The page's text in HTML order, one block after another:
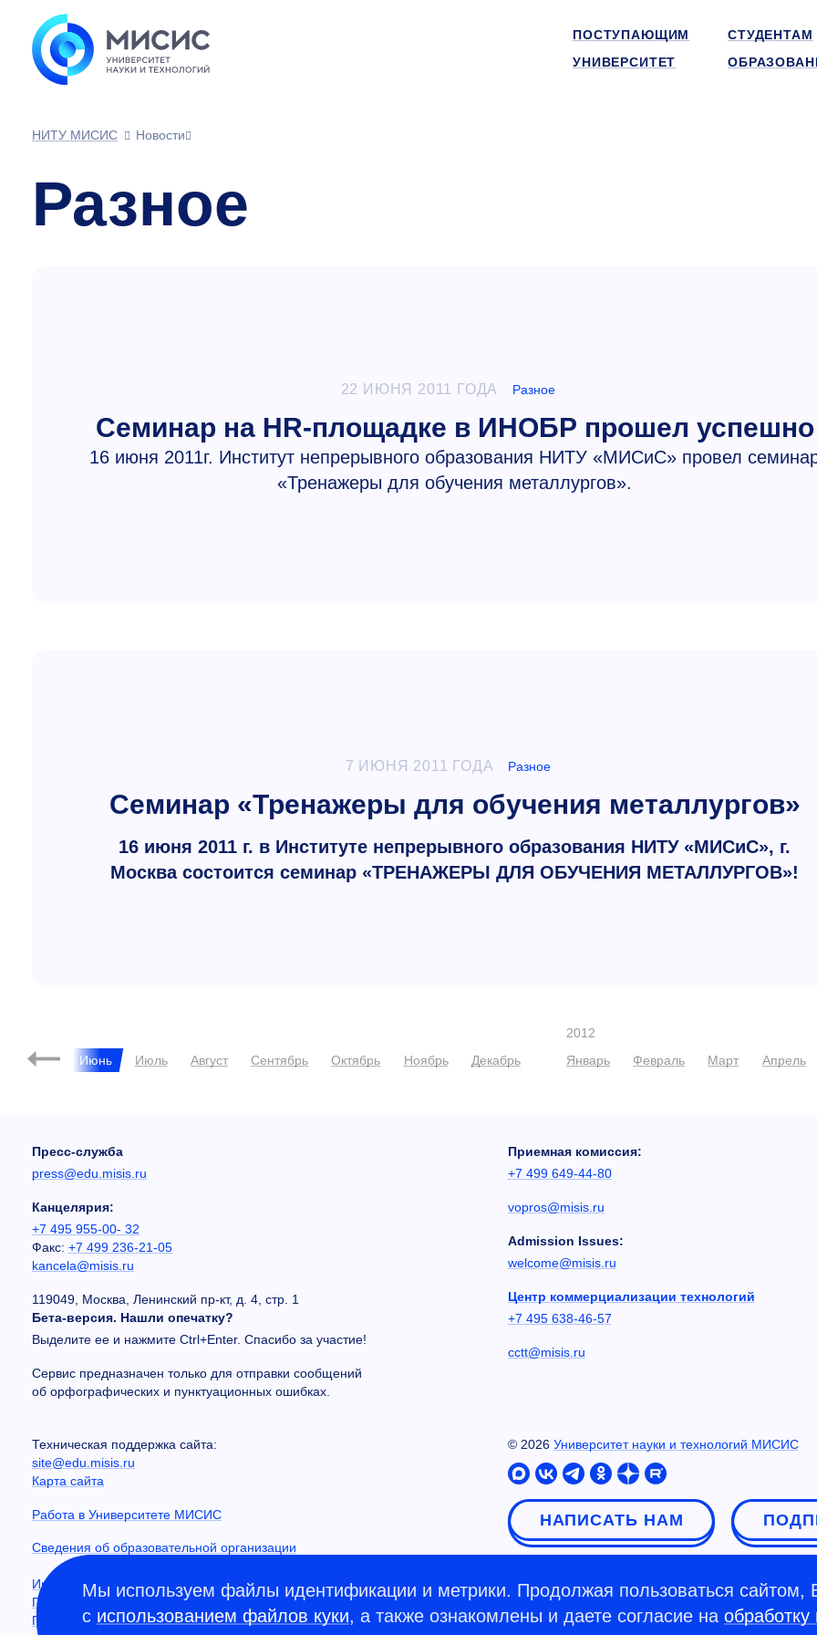
ПОСТУПАЮЩИМ
СТУДЕНТАМ
УНИВЕРСИТЕТ
НИТУ МИСИС Новости
Разное
22 ИЮНЯ 2011 ГОДА Разное
Семинар на HR-площадке в ИНОБР прошел успешно
16 июня 2011г. Институт непрерывного образования НИТУ «МИСиС» провел
«Тренажеры для обучения металлургов».
7 ИЮНЯ 2011 ГОДА Разное
Семинар «Тренажеры для обучения металлургов»
16 июня 2011 г. в Институте непрерывного образования НИТУ «МИСиС», г.
Москва состоится семинар «ТРЕНАЖЕРЫ ДЛЯ ОБУЧЕНИЯ МЕТАЛЛУРГОВ»!
Май Июнь Июль Август Сентябрь Октябрь Ноябрь Декабрь
2012
Январь
Февраль Март Апрель
Пресс-служба
press@edu.misis.ru
Канцелярия:
+7 495 955-00- 32
Факс: +7 499 236-21-05
kancela@misis.ru
119049, Москва, Ленинский пр-кт, д. 4, стр. 1
Бета-версия. Нашли опечатку?
Выделите ее и нажмите Ctrl+Enter. Спасибо за участие!
Сервис предназначен только для отправки сообщений
об орфографических и пунктуационных ошибках.
Приемная комиссия:
+7 499 649-44-80
vopros@misis.ru
Admission Issues:
welcome@misis.ru
Центр коммерциализации технологий
+7 495 638-46-57
cctt@misis.ru
Техническая поддержка сайта:
site@edu.misis.ru
Карта сайта
Работа в Университете МИСИС
Сведения об образовательной организации
Информация о закупках
Противодействие коррупции
Политика конфиденциальности
© 2026 Университет науки и технологий МИСИС
НАПИСАТЬ НАМ
Мы используем файлы идентификации и метрики. Продолжая пользоваться сайтом,
с использованием файлов куки, а также ознакомлены и даете согласие на